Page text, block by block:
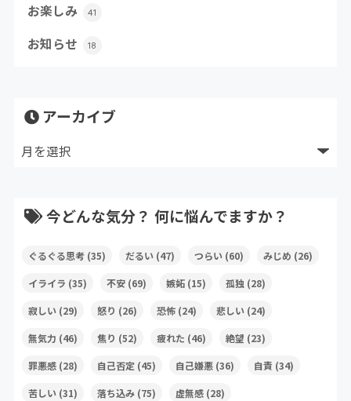
お楽しみ 41
お知らせ 18
アーカイブ
今どんな気分？ 何に悩んでますか？
ぐるぐる思考(35) だるい(47) つらい(60) みじめ (26)
イライラ (35) 不安(69) 嫉妬(15) 孤独 (28)
寂しい(29) 怒り (26) 恐怖(24) 悲しい(24)
無気力 (46) 焦り (52) 疲れた (46) 絶望 (23)
罪悪感(28) 自己否定 (45) 自己嫌悪(36) 自責 (34)
苦しい(31) 落ち込み(75) 虚無感(28)